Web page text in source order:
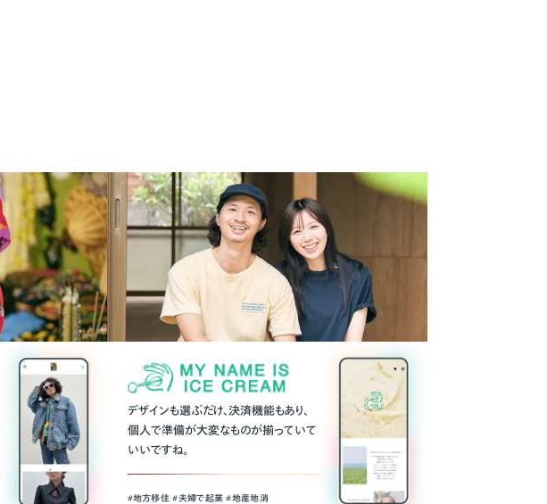
デザインも選ぶだけ、決済機能もあり、
個人で準備が大変なものが揃っていて
いいですね。
#地方移住 #夫婦で起業 #地産地消